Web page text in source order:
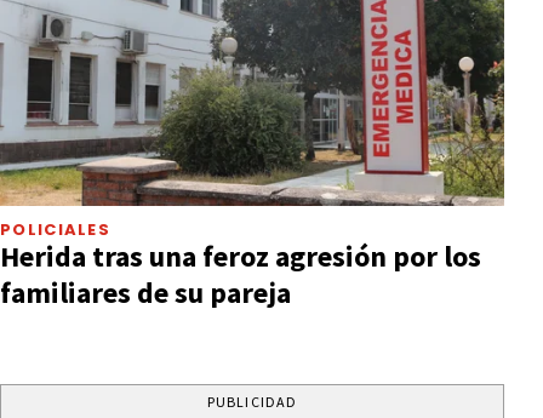
POLICIALES
Herida tras una feroz agresión por los
familiares de su pareja
PUBLICIDAD